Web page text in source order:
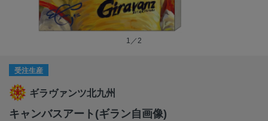
1／2
受注生産
ギラヴァンツ北九州
キャンバスアート(ギラン自画像)